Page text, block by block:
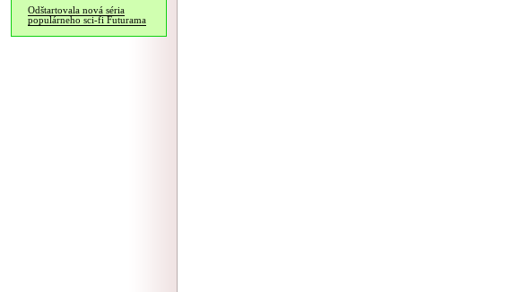
Odštartovala nová séria
populárneho sci-fi Futurama